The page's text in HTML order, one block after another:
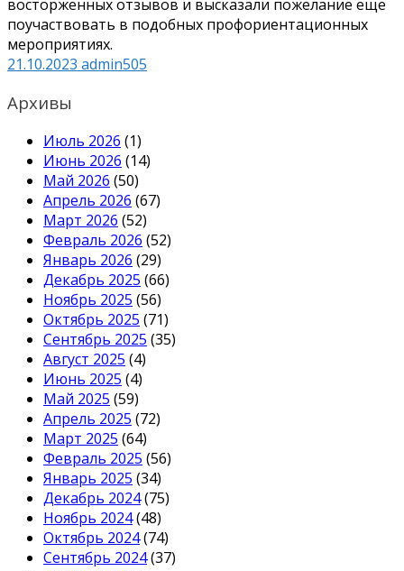
восторженных отзывов и высказали пожелание ещё
поучаствовать в подобных профориентационных
мероприятиях.
21.10.2023 admin505
Архивы
Июль 2026 (1)
Июнь 2026 (14)
Май 2026 (50)
Апрель 2026 (67)
Март 2026 (52)
Февраль 2026 (52)
Январь 2026 (29)
Декабрь 2025 (66)
Ноябрь 2025 (56)
Октябрь 2025 (71)
Сентябрь 2025 (35)
Август 2025 (4)
Июнь 2025 (4)
Май 2025 (59)
Апрель 2025 (72)
Март 2025 (64)
Февраль 2025 (56)
Январь 2025 (34)
Декабрь 2024(75)
Ноябрь 2024(48)
Октябрь 2024(74)
Сентябрь 2024(37)